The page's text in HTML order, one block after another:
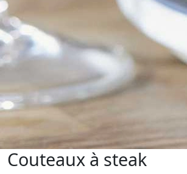
Couteaux à steak